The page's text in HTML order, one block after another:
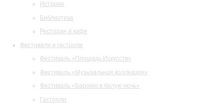
История
Библиотека
Ресторан и кафе
Фестивали и гастроли
Фестиваль «Площадь Искусств»
Фестиваль «Музыкальная коллекция»
Фестиваль «Барокко в белую ночь»
Гастроли